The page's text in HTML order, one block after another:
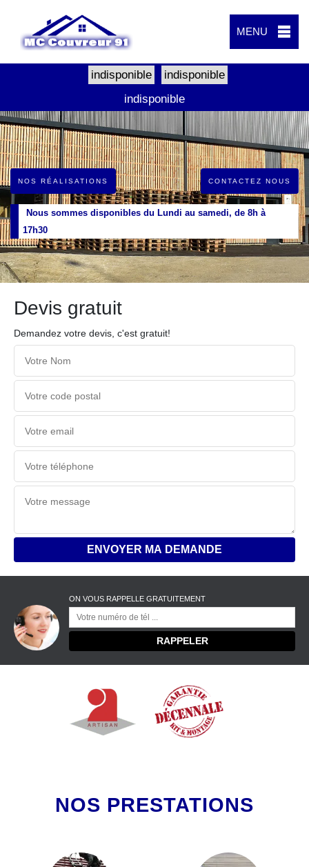
MENU
indisponible
indisponible
indisponible
NOS RÉALISATIONS CONTACTEZ NOUS
Nous sommes disponibles du Lundi au samedi, de 8h à
17h30
Devis gratuit
Demandez votre devis, c'est gratuit!
ON VOUS RAPPELLE GRATUITEMENT
NOS PRESTATIONS